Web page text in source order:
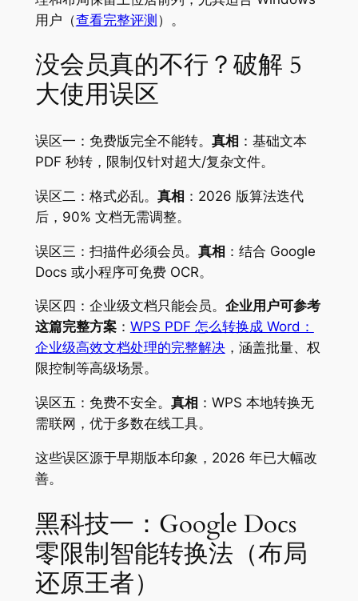
用户（查看完整评测）。
没会员真的不行？破解 5
大使用误区
误区一：免费版完全不能转。 真相 ：基础文本
PDF 秒转，限制仅针对超大/复杂文件。
误区二：格式必乱。 真相 ：2026 版算法迭代
后，90% 文档无需调整。
误区三：扫描件必须会员。 真相 ：结合 Google
Docs 或小程序可免费 OCR。
误区四：企业级文档只能会员。 企业用户可参考
这篇完整方案： WPS PDF 怎么转换成 Word：
企业级高效文档处理的完整解决，涵盖批量、权
限控制等高级场景。
误区五：免费不安全。 真相 ：WPS 本地转换无
需联网，优于多数在线工具。
这些误区源于早期版本印象，2026 年已大幅改
善。
黑科技一：Google Docs
零限制智能转换法（布局
还原王者）